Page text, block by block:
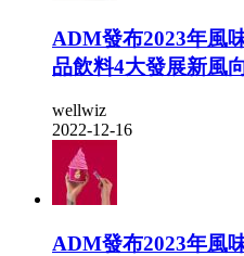
ADM發布2023年風
品飲料4大發展新風
wellwiz
2022-12-16
ADM發布2023年風